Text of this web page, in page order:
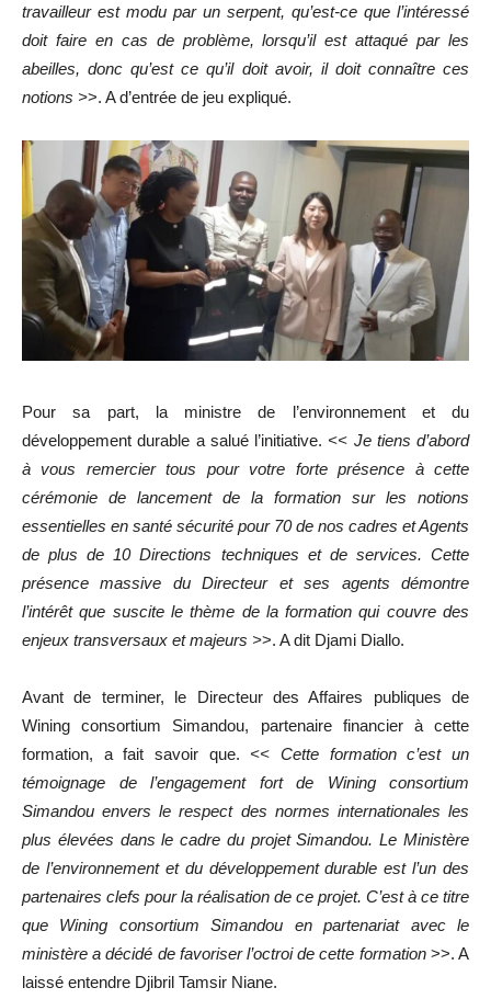
travailleur est modu par un serpent, qu’est-ce que l’intéressé
doit faire en cas de problème, lorsqu’il est attaqué par les
abeilles, donc qu’est ce qu’il doit avoir, il doit connaître ces
notions >>. A d’entrée de jeu expliqué.
Pour sa part, la ministre de l’environnement et du
développement durable a salué l’initiative. << Je tiens d’abord
à vous remercier tous pour votre forte présence à cette
cérémonie de lancement de la formation sur les notions
essentielles en santé sécurité pour 70 de nos cadres et Agents
de plus de 10 Directions techniques et de services. Cette
présence massive du Directeur et ses agents démontre
l’intérêt que suscite le thème de la formation qui couvre des
enjeux transversaux et majeurs >>. A dit Djami Diallo.
Avant de terminer, le Directeur des Affaires publiques de
Wining consortium Simandou, partenaire financier à cette
formation, a fait savoir que. << Cette formation c’est un
témoignage de l’engagement fort de Wining consortium
Simandou envers le respect des normes internationales les
plus élevées dans le cadre du projet Simandou.Le Ministère
de l’environnement et du développement durable est l’un des
partenaires clefs pour la réalisation de ce projet. C’est à ce titre
que Wining consortium Simandou en partenariat avec le
ministère a décidé de favoriser l’octroi de cette formation>>. A
laissé entendre Djibril Tamsir Niane.